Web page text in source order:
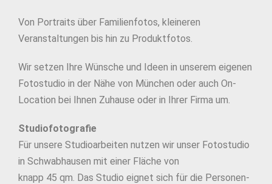
Von Portraits über Familienfotos, kleineren
Veranstaltungen bis hin zu Produktfotos.
Wir setzen Ihre Wünsche und Ideen in unserem eigenen
Fotostudio in der Nähe von München oder auch On-
Location bei Ihnen Zuhause oder in Ihrer Firma um.
Studiofotografie
Für unsere Studioarbeiten nutzen wir unser Fotostudio
in Schwabhausen mit einer Fläche von
knapp 45 qm. Das Studio eignet sich für die Personen-